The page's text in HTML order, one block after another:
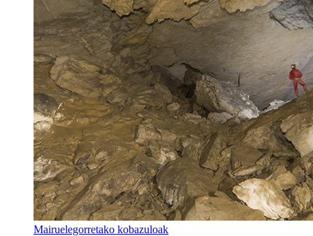
Mairuelegorretako kobazuloak